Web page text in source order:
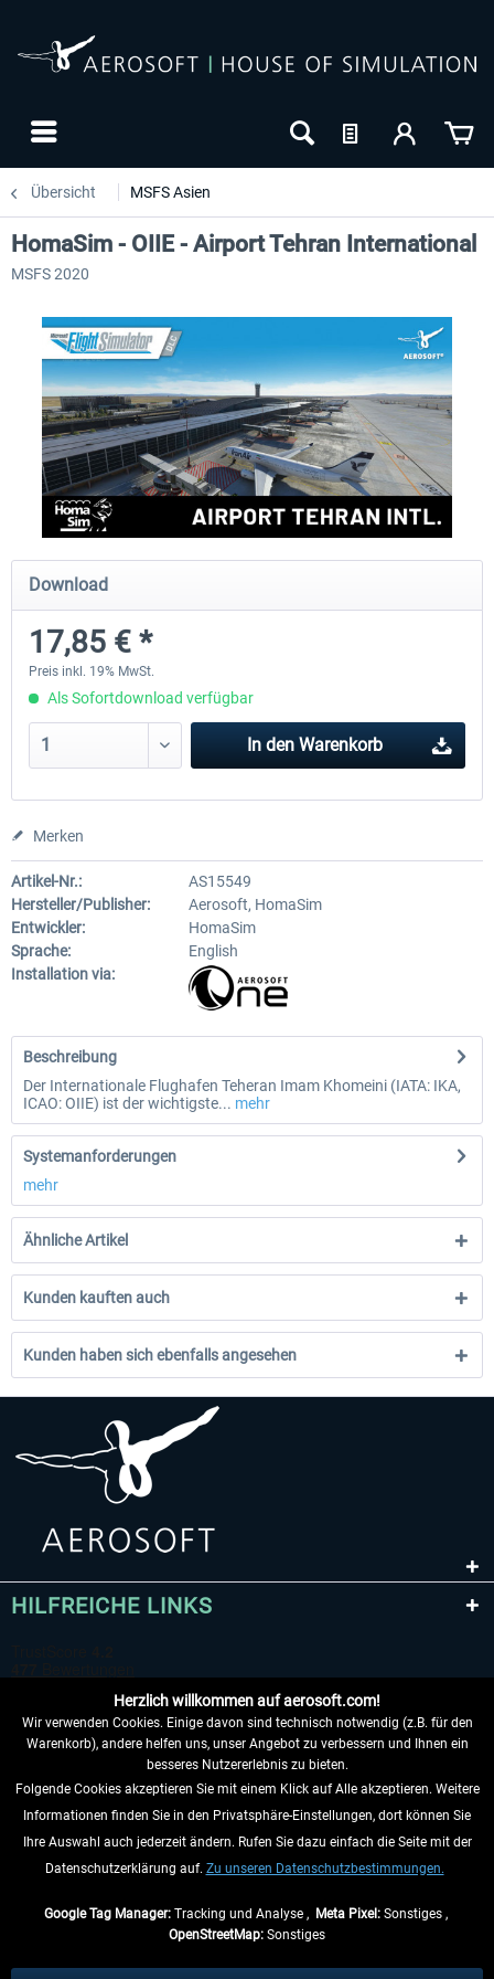
Übersicht MSFS Asien
Aerosoft Mt. Everest Airports Vol. 1 -
9,95 € *
HomaSim - OIIE - Airport Tehran International
MSFS 2020
Download
17,85 € *
Preis inkl. 19% MwSt.
Als Sofortdownload verfügbar
In den Warenkorb
Merken
Artikel-Nr.:
AS15549
Hersteller/Publisher:
Aerosoft, HomaSim
Entwickler:
HomaSim
Sprache:
English
Installation via:
Beschreibung
Der Internationale Flughafen Teheran Imam Khomeini (IATA: IKA,
ICAO: OIIE) ist der wichtigste... mehr
Systemanforderungen
mehr
Ähnliche Artikel
Kunden kauften auch
Kunden haben sich ebenfalls angesehen
HILFREICHE LINKS
VERTRAG WIDERRUFEN
INFORMATIONEN
Herzlich willkommen auf aerosoft.com!
Wir verwenden Cookies. Einige davon sind technisch notwendig (z.B. für den
Warenkorb), andere helfen uns, unser Angebot zu verbessern und Ihnen ein
besseres Nutzererlebnis zu bieten.
Folgende Cookies akzeptieren Sie mit einem Klick auf Alle akzeptieren. Weitere
Informationen finden Sie in den Privatsphäre-Einstellungen, dort können Sie
Ihre Auswahl auch jederzeit ändern. Rufen Sie dazu einfach die Seite mit der
Datenschutzerklärung auf. Zu unseren Datenschutzbestimmungen.
Google Tag Manager:Tracking und Analyse , Meta Pixel:Sonstiges ,
OpenStreetMap: Sonstiges